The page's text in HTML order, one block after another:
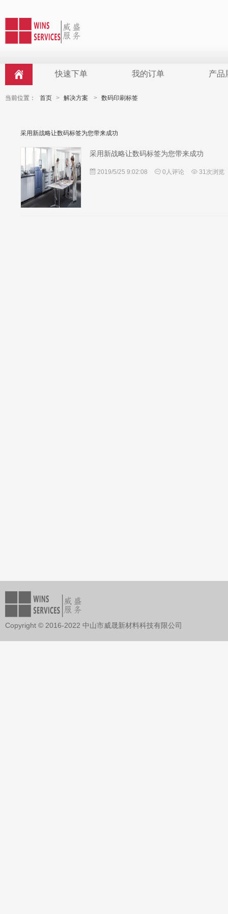
快速下单 我的订单 产品
当前位置： 首页 > 解决方案 > 数码印刷标签
采用新战略让数码标签为您带来成功
采用新战略让数码标签为您带来成功
2019/5/25 9:02:08 0人评论 31次浏览
Copyright © 2016-2022 中山市威晟新材料科技有限公司